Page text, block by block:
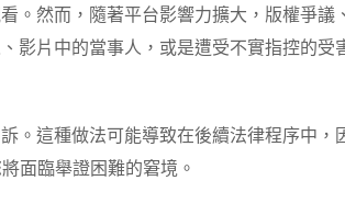
。然而，隨著平台影響力擴大，版權爭議
影片中的當事人，或是遭受不實指控的受
。這種做法可能導致在後續法律程序中，
面臨舉證困難的窘境。